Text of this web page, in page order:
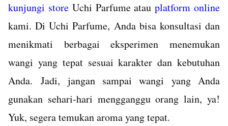
kunjungi storeUchi Parfume atauplatform online
kami. Di Uchi Parfume, Anda bisa konsultasi dan
menikmati berbagai eksperimen menemukan
wangi yang tepat sesuai karakter dan kebutuhan
Anda.Jadi, jangan sampai wangi yang Anda
gunakan sehari-hari mengganggu orang lain, ya!
Yuk, segera temukan aroma yang tepat.